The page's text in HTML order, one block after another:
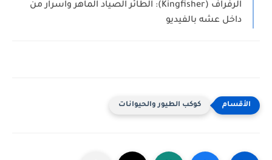
الرفراف (Kingfisher): الطائر الصياد الماهر واسرار من
داخل عشه بالفيديو
كوكب الطيور والحيوانات